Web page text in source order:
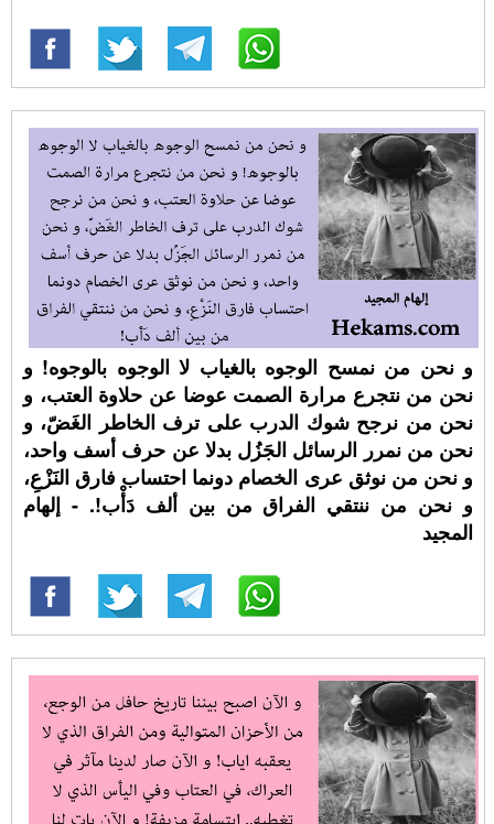
و نحن من نمسح الوجوه بالغياب لا الوجوه بالوجوه! و
نحن من نتجرع مرارة الصمت عوضا عن حلاوة العتب، و
نحن من نرجح شوك الدرب على ترف الخاطر الغَضّ، و
نحن من نمرر الرسائل الجَزُل بدلا عن حرف أسف واحد،
و نحن من نوثق عرى الخصام دونما احتساب فارق النَزْعِ،
و نحن من ننتقي الفراق من بين ألف دَأْب!. - إلهام
المجيد